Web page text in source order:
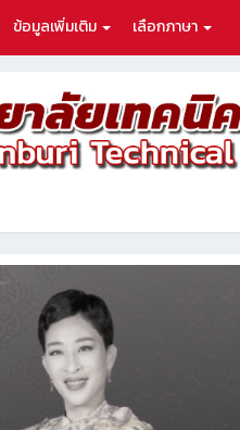
ข้อมูลเพิ่มเติม เลือกภาษา